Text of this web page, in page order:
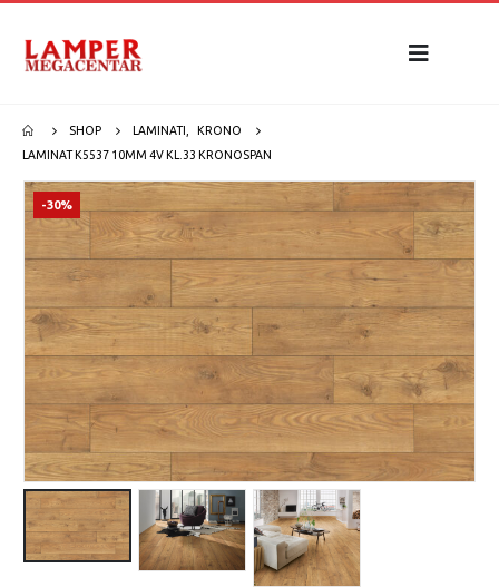
SHOP LAMINATI
KRONO
LAMINAT K5537 10MM 4V KL.33 KRONOSPAN
-30%